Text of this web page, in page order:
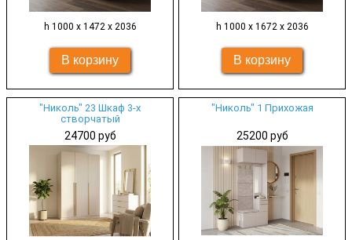
h 1000 х 1472 х 2036 h 1000 х 1672 х 2036
"Николь" 23 Шкаф 3-х
створчатый
24700 руб
"Николь" 1 Прихожая
25200 руб